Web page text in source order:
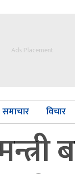
Ads Placement
समाचार विचार